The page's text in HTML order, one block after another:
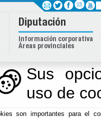
Sus
uso de
son importantes para el
Inicio -Diputación -
Diputación
Información corporativa
Áreas provinciales